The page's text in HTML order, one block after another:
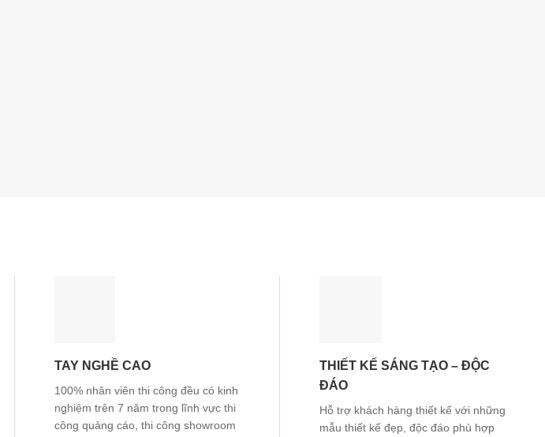
TAY NGHỀ CAO
100% nhân viên thi công đều có kinh
nghiệm trên 7 năm trong lĩnh vực thi
công quảng cáo, thi công showroom
THIẾT KẾ SÁNG TẠO – ĐỘC
ĐÁO
Hỗ trợ khách hàng thiết kế với những
mẫu thiết kế đẹp, độc đáo phù hợp